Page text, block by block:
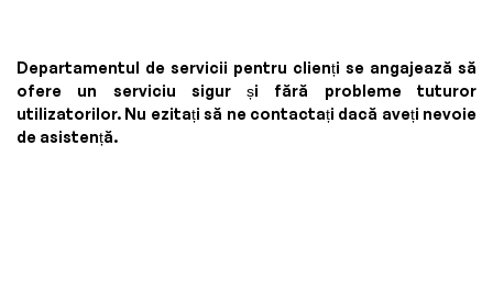
Departamentul de servicii pentru clienți se angajează să
ofere un serviciu sigur și fără probleme tuturor
utilizatorilor. Nu ezitați să ne contactați dacă aveți nevoie
de asistență.